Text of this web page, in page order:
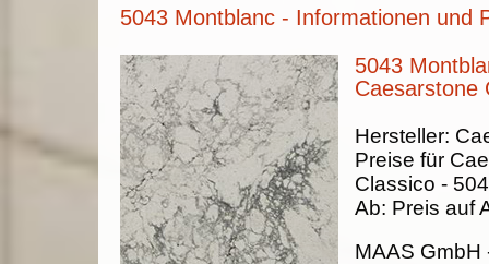
5043 Montblanc - Informationen und
5043
Caesarstone
Hersteller:
Preise für
Classico -
Ab: Preis auf
MAAS GmbH